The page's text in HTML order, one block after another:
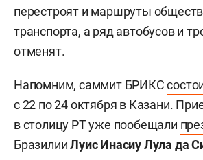
перестроят и маршруты
транспорта, а ряд автобусов и
отменят.
Напомним, саммит БРИКС
с 22 по 24 октября в Казани.
в столицу РТ уже пообещали
БразилииЛуис Инасиу Лула да